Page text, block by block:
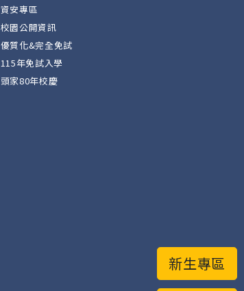
新生專區
資安專區
校園公開資訊
優質化&完全免試
115年免試入學
頭家80年校慶